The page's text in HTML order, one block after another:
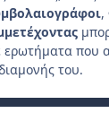
,
ερωτήματα που
του.